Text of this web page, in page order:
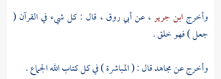
وأخرج ابن جرير، عنأبي روق ، قال : كل شيء في القرآن (
جعل ) فهو خلق .
وأخرج عنمجاهدقال : ( المباشرة ) في كل كتاب الله الجماع .